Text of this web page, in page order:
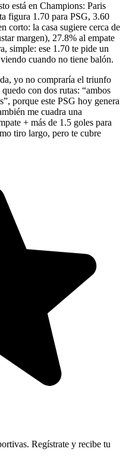
está en Champions: Paris
figura 1.70 para PSG, 3.60
corto: la casa sugiere cerca de
margen), 27.8% al empate
simple: ese 1.70 te pide un
cuando no tiene balón.
yo no compraría el triunfo
con dos rutas: “ambos
porque este PSG hoy genera
me cuadra una
+ más de 1.5 goles para
tiro largo, pero te cubre
Regístrate y recibe tu